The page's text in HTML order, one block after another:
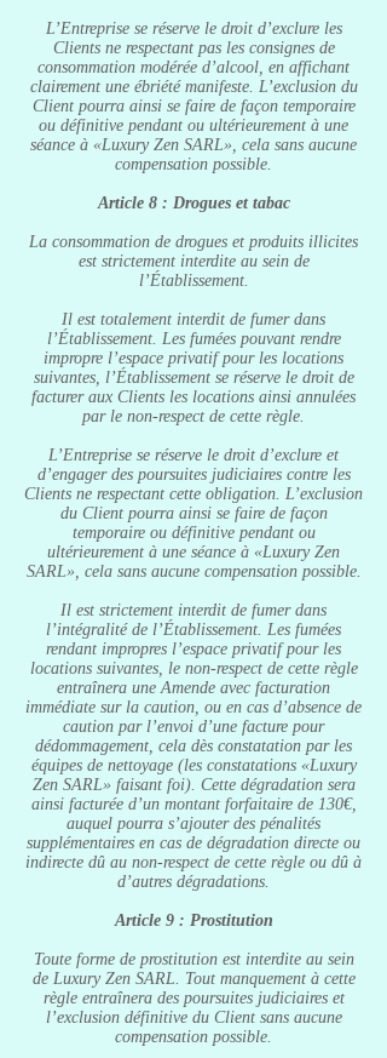
L’Entreprise se réserve le droit d’exclure les
Clients ne respectant pas les consignes de
consommation modérée d’alcool, en affichant
clairement une ébriété manifeste. L’exclusion du
Client pourra ainsi se faire de façon temporaire
ou définitive pendant ou ultérieurement à une
séance à «Luxury Zen SARL», cela sans aucune
compensation possible.
Article 8 : Drogues et tabac
La consommation de drogues et produits illicites
est strictement interdite au sein de
l’Établissement.
Il est totalement interdit de fumer dans
l’Établissement. Les fumées pouvant rendre
impropre l’espace privatif pour les locations
suivantes, l’Établissement se réserve le droit de
facturer aux Clients les locations ainsi annulées
par le non-respect de cette règle.
L’Entreprise se réserve le droit d’exclure et
d’engager des poursuites judiciaires contre les
Clients ne respectant cette obligation. L’exclusion
du Client pourra ainsi se faire de façon
temporaire ou définitive pendant ou
ultérieurement à une séance à «Luxury Zen
SARL», cela sans aucune compensation possible.
Il est strictement interdit de fumer dans
l’intégralité de l’Établissement. Les fumées
rendant impropres l’espace privatif pour les
locations suivantes, le non-respect de cette règle
entraînera une Amende avec facturation
immédiate sur la caution, ou en cas d’absence de
caution par l’envoi d’une facture pour
dédommagement, cela dès constatation par les
équipes de nettoyage (les constatations «Luxury
Zen SARL» faisant foi). Cette dégradation sera
ainsi facturée d’un montant forfaitaire de 130€,
auquel pourra s’ajouter des pénalités
supplémentaires en cas de dégradation directe ou
indirecte dû au non-respect de cette règle ou dû à
d’autres dégradations.
Article 9 : Prostitution
Toute forme de prostitution est interdite au sein
de Luxury Zen SARL. Tout manquement à cette
règle entraînera des poursuites judiciaires et
l’exclusion définitive du Client sans aucune
compensation possible.